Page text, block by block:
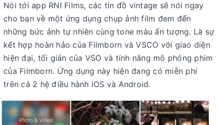
Nói tới app RNI Films, các tín đồ vintage sẽ nói ngay
cho bạn về một ứng dụng chụp ảnh film đem đến
những bức ảnh tự nhiên cùng tone màu ấn tượng. Là sự
kết hợp hoàn hảo của Filmborn và VSCO với giao diện
hiện đại, tối giản của VSO và tính năng mô phỏng phim
của Filmborn. Ứng dụng này hiện đang có miễn phí
trên cả 2 hệ điều hành iOS và Android.